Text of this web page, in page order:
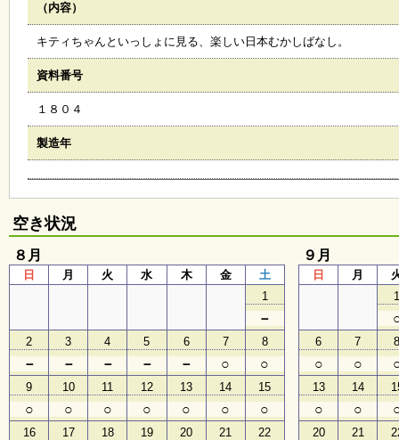
リ
オ
ラ
ン
ジ
ン
い
ち
ょ
う
子
ど
も
向
け
（内容）
キティちゃんといっしょに見る、楽しい日本むかしばなし。
資料番号
１８０４
製造年
空き状況
８月
日 月 火 水 木 金
土
1
－
2
－
3
－
4
－
5
－
6
－
7
○
8
○
9
○
10
○
11
○
12
○
13
○
14
○
15
○
16 17 18 19 20 21 22
９月
日 月
6
○
7
○
13
○
14
○
20 21